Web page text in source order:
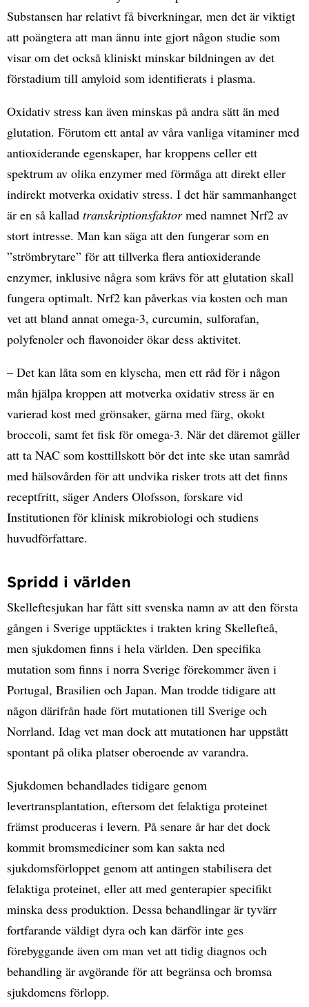
Substansen har relativt få biverkningar, men det är viktigt
att poängtera att man ännu inte gjort någon studie som
visar om det också kliniskt minskar bildningen av det
förstadium till amyloid som identifierats i plasma.
Oxidativ stress kan även minskas på andra sätt än med
glutation. Förutom ett antal av våra vanliga vitaminer med
antioxiderande egenskaper, har kroppens celler ett
spektrum av olika enzymer med förmåga att direkt eller
indirekt motverka oxidativ stress. I det här sammanhanget
är en så kallad transkriptionsfaktormed namnet Nrf2 av
stort intresse. Man kan säga att den fungerar som en
”strömbrytare” för att tillverka flera antioxiderande
enzymer, inklusive några som krävs för att glutation skall
fungera optimalt. Nrf2 kan påverkas via kosten och man
vet att bland annat omega-3, curcumin, sulforafan,
polyfenoler och flavonoider ökar dess aktivitet.
– Det kan låta som en klyscha, men ett råd för i någon
mån hjälpa kroppen att motverka oxidativ stress är en
varierad kost med grönsaker, gärna med färg, okokt
broccoli, samt fet fisk för omega-3. När det däremot gäller
att ta NAC som kosttillskott bör det inte ske utan samråd
med hälsovården för att undvika risker trots att det finns
receptfritt, säger Anders Olofsson, forskare vid
Institutionen för klinisk mikrobiologi och studiens
huvudförfattare.
Spridd i världen
Skelleftesjukan har fått sitt svenska namn av att den första
gången i Sverige upptäcktes i trakten kring Skellefteå,
men sjukdomen finns i hela världen. Den specifika
mutation som finns i norra Sverige förekommer även i
Portugal, Brasilien och Japan. Man trodde tidigare att
någon därifrån hade fört mutationen till Sverige och
Norrland. Idag vet man dock att mutationen har uppstått
spontant på olika platser oberoende av varandra.
Sjukdomen behandlades tidigare genom
levertransplantation, eftersom det felaktiga proteinet
främst produceras i levern. På senare år har det dock
kommit bromsmediciner som kan sakta ned
sjukdomsförloppet genom att antingen stabilisera det
felaktiga proteinet, eller att med genterapier specifikt
minska dess produktion. Dessa behandlingar är tyvärr
fortfarande väldigt dyra och kan därför inte ges
förebyggande även om man vet att tidig diagnos och
behandling är avgörande för att begränsa och bromsa
sjukdomens förlopp.